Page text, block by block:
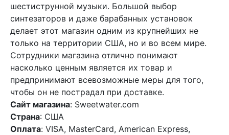
шестиструнной музыки. Большой выбор
синтезаторов и даже барабанных установок
делает этот магазин одним из крупнейших не
только на территории США, но и во всем мире.
Сотрудники магазина отлично понимают
насколько ценным является их товар и
предпринимают всевозможные меры для того,
чтобы он не пострадал при доставке.
Сайт магазина: Sweetwater.com
Страна: США
Оплата: VISA, MasterCard, American Express,